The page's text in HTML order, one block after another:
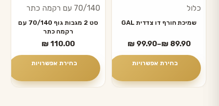
שמיכת חורף דו צדדית GAL
₪ 89.90
–
₪ 99.90
טווח
מחירים:
⁦₪ 99.90⁩
בחירת אפשרויות
זה
יש
סוגים.
ניתן
לבחור
את
סט 2 מגבות גוף 70/140 עם
רקמה כתר
₪ 110.00
בחירת אפשרויות
זה
יש
ניתן
לבחור
את